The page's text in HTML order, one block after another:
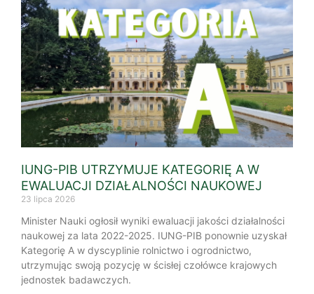
IUNG-PIB UTRZYMUJE KATEGORIĘ A W
EWALUACJI DZIAŁALNOŚCI NAUKOWEJ
23 lipca 2026
Minister Nauki ogłosił wyniki ewaluacji jakości działalności
naukowej za lata 2022-2025. IUNG-PIB ponownie uzyskał
Kategorię A w dyscyplinie rolnictwo i ogrodnictwo,
utrzymując swoją pozycję w ścisłej czołówce krajowych
jednostek badawczych.